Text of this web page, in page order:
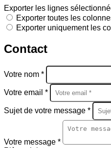
Exporter les lignes
Exporter toutes les
Exporter uniquement les
Contact
Votre nom *
Votre email *
Sujet de votre message *
Votre message *